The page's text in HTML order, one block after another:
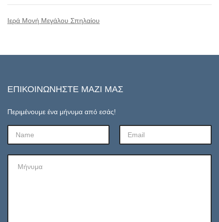
Ιερά Μονή Μεγάλου Σπηλαίου
ΕΠΙΚΟΙΝΩΝΉΣΤΕ ΜΑΖΊ ΜΑΣ
Περιμένουμε ένα μήνυμα από εσάς!